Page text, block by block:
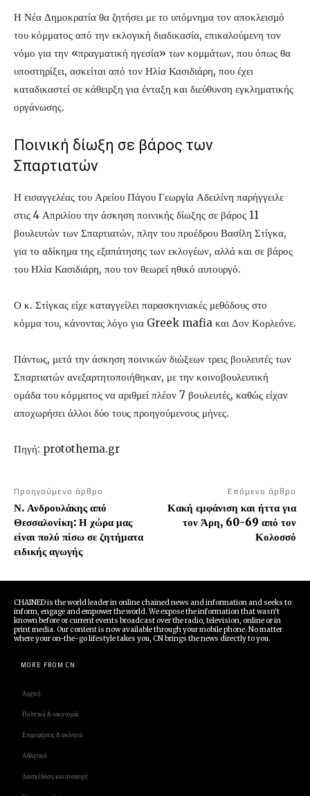
Η Νέα Δημοκρατία θα ζητήσει με το υπόμνημα τον αποκλεισμό
του κόμματος από την εκλογική διαδικασία, επικαλούμενη τον
νόμο για την «πραγματική ηγεσία» των κομμάτων, που όπως θα
υποστηρίξει, ασκείται από τον Ηλία Κασιδιάρη, που έχει
καταδικαστεί σε κάθειρξη για ένταξη και διεύθυνση εγκληματικής
οργάνωσης.
Ποινική δίωξη σε βάρος των
Σπαρτιατών
Η εισαγγελέας του Αρείου Πάγου Γεωργία Αδειλίνη παρήγγειλε
στις 4 Απριλίου την άσκηση ποινικής δίωξης σε βάρος 11
βουλευτών των Σπαρτιατών, πλην του προέδρου Βασίλη Στίγκα,
για το αδίκημα της εξαπάτησης των εκλογέων, αλλά και σε βάρος
του Ηλία Κασιδιάρη, που τον θεωρεί ηθικό αυτουργό.
Ο κ. Στίγκας είχε καταγγείλει παρασκηνιακές μεθόδους στο
κόμμα του, κάνοντας λόγο για Greek mafia και Δον Κορλεόνε.
Πάντως, μετά την άσκηση ποινικών διώξεων τρεις βουλευτές των
Σπαρτιατών ανεξαρτητοποιήθηκαν, με την κοινοβουλευτική
ομάδα του κόμματος να αριθμεί πλέον 7 βουλευτές, καθώς είχαν
αποχωρήσει άλλοι δύο τους προηγούμενους μήνες.
Πηγή: protothema.gr
Προηγούμενο άρθρο
Ν. Ανδρουλάκης από
Θεσσαλονίκη: Η χώρα μας
είναι πολύ πίσω σε ζητήματα
ειδικής αγωγής
Επόμενο άρθρο
Κακή εμφάνιση και ήττα για
τον Άρη, 60-69 από τον
Κολοσσό
CHAINED is the world leader in online chained news and information and seeks to
inform, engage and empower the world. We expose the information that wasn't
known before or current events broadcast over the radio, television, online or in
print media. Our content is now available through your mobile phone. No matter
where your on-the-go lifestyle takes you, CN brings the news directly to you.
MORE FROM CN
Αρχική
Πολιτική & οικονομία
Επιχειρήσεις & ακίνητα
Αθλητικά
Διασκέδαση και αναψυχή